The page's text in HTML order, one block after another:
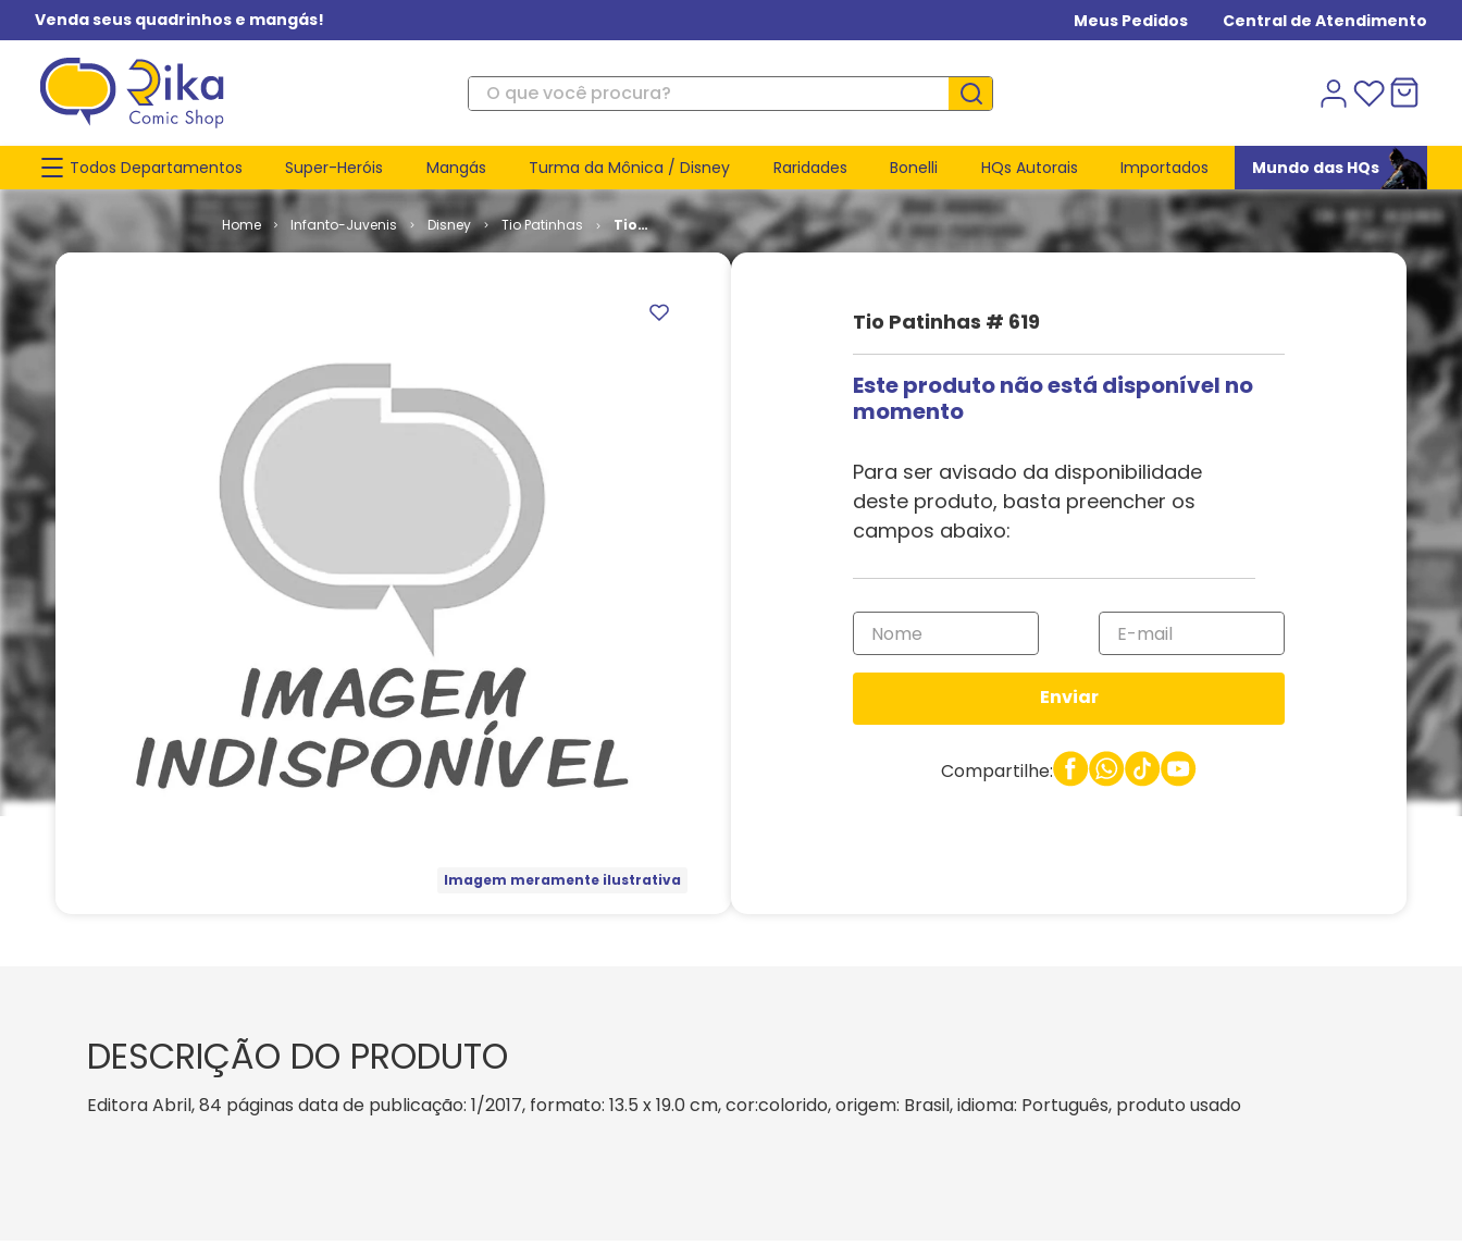
Venda seus quadrinhos e mangás! Meus Pedidos Central de Atendimento
O que você procura?
Todos Departamentos Super-Heróis Mangás Turma da Mônica / Disney Raridades Bonelli HQs Autorais Importados Mundo das HQs
Infanto-Juvenis Disney Tio Patinhas
Tio
Patinhas #
Imagem meramente ilustrativa
Tio Patinhas # 619
Este produto não está disponível no
momento
Para ser avisado da disponibilidade
deste produto, basta preencher os
campos abaixo:
Enviar
Compartilhe:
DESCRIÇÃO DO PRODUTO
Editora Abril, 84 páginas data de publicação: 1/2017, formato: 13.5 x 19.0 cm, cor:colorido, origem: Brasil, idioma: Português, produto usado